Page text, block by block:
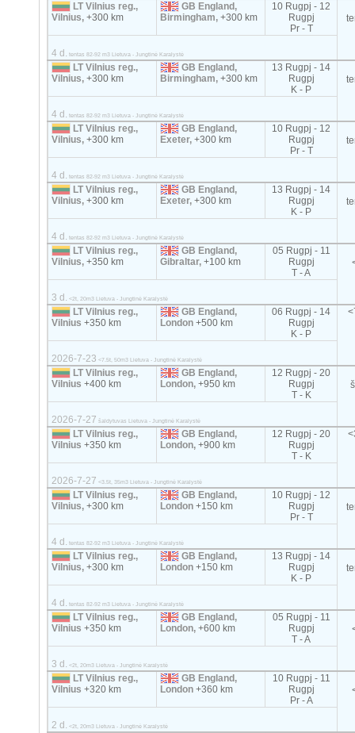
LT Vilnius reg.,
Vilnius,+300 km
GB England,
Birmingham,+300 km
10 Rugpj - 12
Rugpj
Pr - T
4 d. tentas 82-92 m3 Lietuva - Jungtinė Karalystė
LT Vilnius reg.,
Vilnius,+300 km
GB England,
Birmingham,+300 km
13 Rugpj - 14
Rugpj
K - P
4 d. tentas 82-92 m3 Lietuva - Jungtinė Karalystė
LT Vilnius reg.,
Vilnius,+300 km
GB England,
Exeter,+300 km
10 Rugpj - 12
Rugpj
Pr - T
4 d. tentas 82-92 m3 Lietuva - Jungtinė Karalystė
LT Vilnius reg.,
Vilnius,+300 km
GB England,
Exeter,+300 km
13 Rugpj - 14
Rugpj
K - P
4 d. tentas 82-92 m3 Lietuva - Jungtinė Karalystė
LT Vilnius reg.,
Vilnius,+350 km
GB England,
Gibraltar,+100 km
05 Rugpj - 11
Rugpj
T - A
3 d. <2t, 20m3 Lietuva - Jungtinė Karalystė
LT Vilnius reg.,
Vilnius+350 km
GB England,
London+500 km
06 Rugpj - 14
Rugpj
K - P
2026-7-23 <7.5t, 50m3 Lietuva - Jungtinė Karalystė
LT Vilnius reg.,
Vilnius+400 km
GB England,
London,+950 km
12 Rugpj - 20
Rugpj
T - K
2026-7-27 šaldytuvas Lietuva - Jungtinė Karalystė
LT Vilnius reg.,
Vilnius+350 km
GB England,
London,+900 km
12 Rugpj - 20
Rugpj
T - K
2026-7-27 <3.5t, 35m3 Lietuva - Jungtinė Karalystė
LT Vilnius reg.,
Vilnius,+300 km
GB England,
London+150 km
10 Rugpj - 12
Rugpj
Pr - T
4 d. tentas 82-92 m3 Lietuva - Jungtinė Karalystė
LT Vilnius reg.,
Vilnius,+300 km
GB England,
London+150 km
13 Rugpj - 14
Rugpj
K - P
4 d. tentas 82-92 m3 Lietuva - Jungtinė Karalystė
LT Vilnius reg.,
Vilnius+350 km
GB England,
London,+600 km
05 Rugpj - 11
Rugpj
T - A
3 d. <2t, 20m3 Lietuva - Jungtinė Karalystė
LT Vilnius reg.,
Vilnius+320 km
GB England,
London+360 km
10 Rugpj - 11
Rugpj
Pr - A
2 d. <2t, 20m3 Lietuva - Jungtinė Karalystė